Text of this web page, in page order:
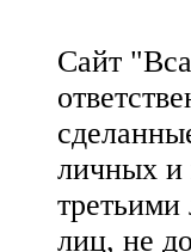
Сайт
личных и
лиц, не